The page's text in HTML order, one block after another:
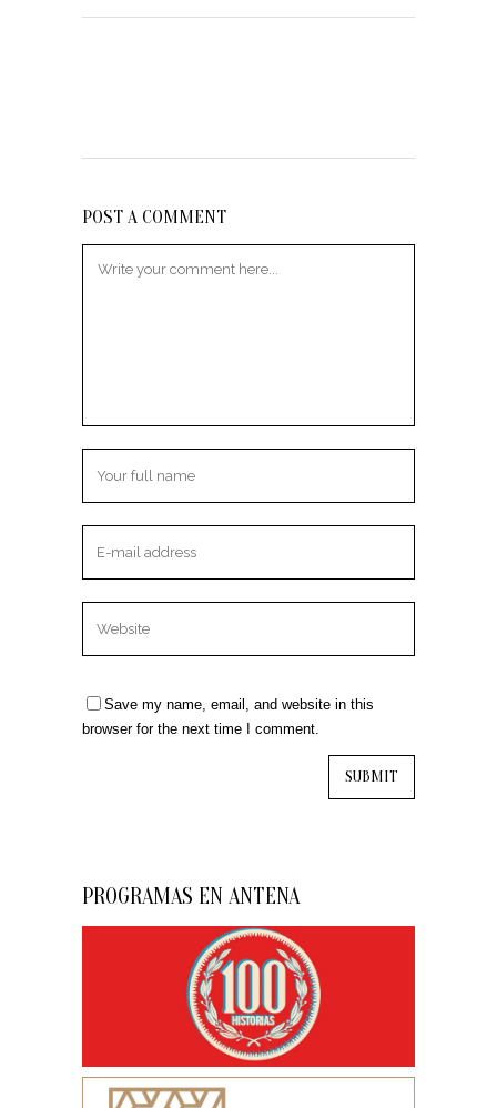
POST A COMMENT
Save my name, email, and website in this
browser for the next time I comment.
PROGRAMAS EN ANTENA